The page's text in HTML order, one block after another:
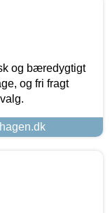
og bæredygtigt
og fri fragt